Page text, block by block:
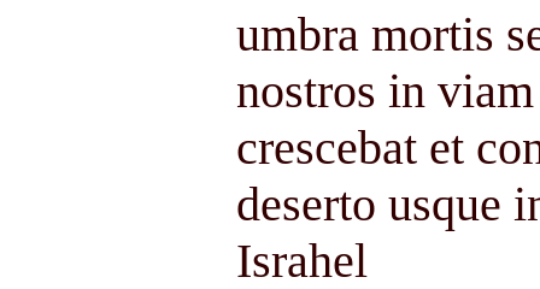
umbra mortis
nostros in
crescebat et
deserto usque
Israhel